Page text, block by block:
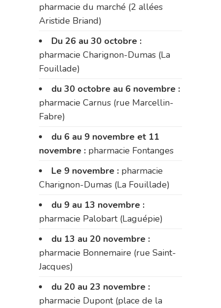
pharmacie du marché (2 allées
Aristide Briand)
Du 26 au 30 octobre :
pharmacie Charignon-Dumas (La
Fouillade)
du 30 octobre au 6 novembre :
pharmacie Carnus (rue Marcellin-
Fabre)
du 6 au 9 novembre et 11
novembre : pharmacie Fontanges
Le 9 novembre : pharmacie
Charignon-Dumas (La Fouillade)
du 9 au 13 novembre :
pharmacie Palobart (Laguépie)
du 13 au 20 novembre :
pharmacie Bonnemaire (rue Saint-
Jacques)
du 20 au 23 novembre :
pharmacie Dupont (place de la